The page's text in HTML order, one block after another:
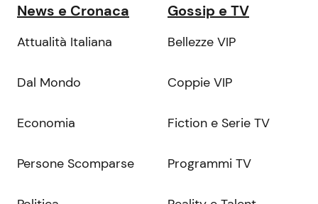
News e Cronaca
Attualità Italiana
Dal Mondo
Economia
Persone Scomparse
Gossip e TV
Bellezze VIP
Coppie VIP
Fiction e Serie TV
Programmi TV